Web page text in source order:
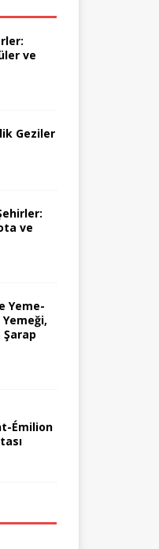
ve
Geziler
ve
Yeme-
Émilion